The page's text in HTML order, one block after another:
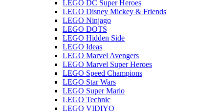
LEGO DC Super Heroes
LEGO Disney Mickey & Friends
LEGO Ninjago
LEGO DOTS
LEGO Hidden Side
LEGO Ideas
LEGO Marvel Avengers
LEGO Marvel Super Heroes
LEGO Speed Champions
LEGO Star Wars
LEGO Super Mario
LEGO Technic
LEGO VIDIYO